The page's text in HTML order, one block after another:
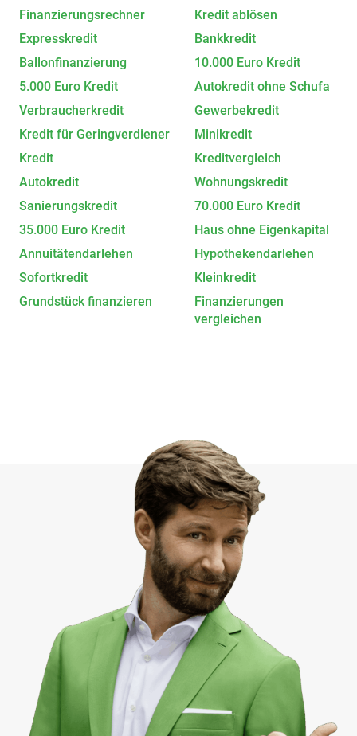
Finanzierungsrechner
Kredit ablösen
Expresskredit
Bankkredit
Ballonfinanzierung
10.000 Euro Kredit
5.000 Euro Kredit
Autokredit ohne Schufa
Verbraucherkredit
Gewerbekredit
Kredit für Geringverdiener
Minikredit
Kredit
Kreditvergleich
Autokredit
Wohnungskredit
Sanierungskredit
70.000 Euro Kredit
35.000 Euro Kredit
Haus ohne Eigenkapital
Annuitätendarlehen
Hypothekendarlehen
Sofortkredit
Kleinkredit
Grundstück finanzieren
Finanzierungen
vergleichen